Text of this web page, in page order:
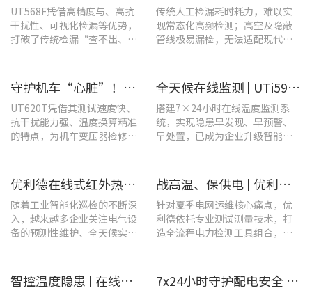
UT568F凭借高精度与、高抗
干扰性、可视化检漏等优势，
打破了传统检漏“查不出、查
传统人工检漏耗时耗力，难以实
现常态化高频检测；高空及隐蔽
管线极易漏检，无法适配现代化
守护机车“心脏”！优利德UT620T助力HXD3C主变压器高效检修
UT620T凭借其测试速度快、
抗干扰能力强、温度换算精准
的特点，为机车变压器检修带
全天候在线监测 | UTi591B在线式红外热成像仪助力配电运维智能化转型
搭建7×24小时在线温度监测系
统，实现隐患早发现、早预警、
早处置，已成为企业升级智能运
优利德在线式红外热成像仪在配电柜运维中的实测应用(系列篇)
随着工业智能化巡检的不断深
入，越来越多企业关注电气设
备的预测性维护、全天候实时
战高温、保供电 | 优利德全系列电力运维检测工具，助力夏季电网运维更高效
针对夏季电网运维核心痛点，优
利德依托专业测试测量技术，打
造全流程电力检测工具组合，覆
智控温度隐患 | 在线式红外热成像仪在UPS电源柜老化监测中的应用 7x24小时守护配电安全 | 优利德在线式热成像方案在配电系统中的应用实践